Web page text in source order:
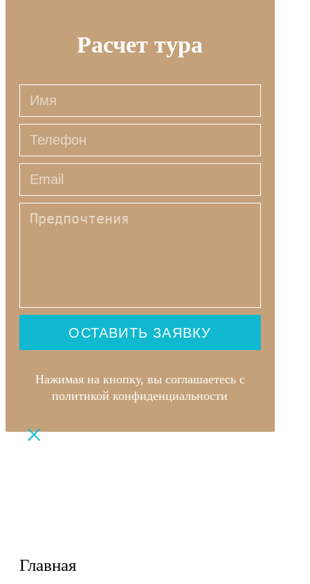
Расчет тура
ОСТАВИТЬ ЗАЯВКУ
Нажимая на кнопку, вы соглашаетесь с
политикой конфиденциальности
Главная